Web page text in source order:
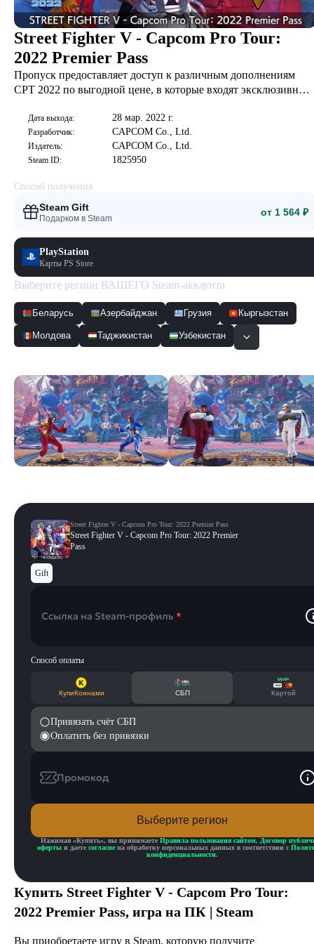
Street Fighter V - Capcom Pro Tour:
2022 Premier Pass
Пропуск предоставляет доступ к различным дополнениям
CPT 2022 по выгодной цене, в которые входят эксклюзивные
Дата выхода: 28 мар. 2022 г.
Разработчик: CAPCOM Co., Ltd.
Издатель: CAPCOM Co., Ltd.
Steam ID: 1825950
Способ получения
Steam Gift
Подарком в Steam
от 1 564 ₽
PlayStation
Карты PS Store
Выберите регион ВАШЕГО Steam-аккаунта
Беларусь Азербайджан Грузия Кыргызстан
Молдова Таджикистан Узбекистан
Купить Street Fighter V - Capcom Pro Tour:
2022 Premier Pass, игра на ПК | Steam
Вы приобретаете игру в Steam, которую получите
Street Fighter V - Capcom Pro Tour: 2022 Premier Pass
Street Fighter V - Capcom Pro Tour: 2022 Premier
Pass
Gift
Ссылка на Steam-профиль *
Способ оплаты
КупиКоинами СБП Картой
Привязать счёт СБП
Оплатить без привязки
Промокод
Выберите регион
Нажимая «Купить», вы принимаете Правила пользования сайтом, Договор
оферты и даете согласие на обработку персональных данных в соответствии с
конфиденциальности.